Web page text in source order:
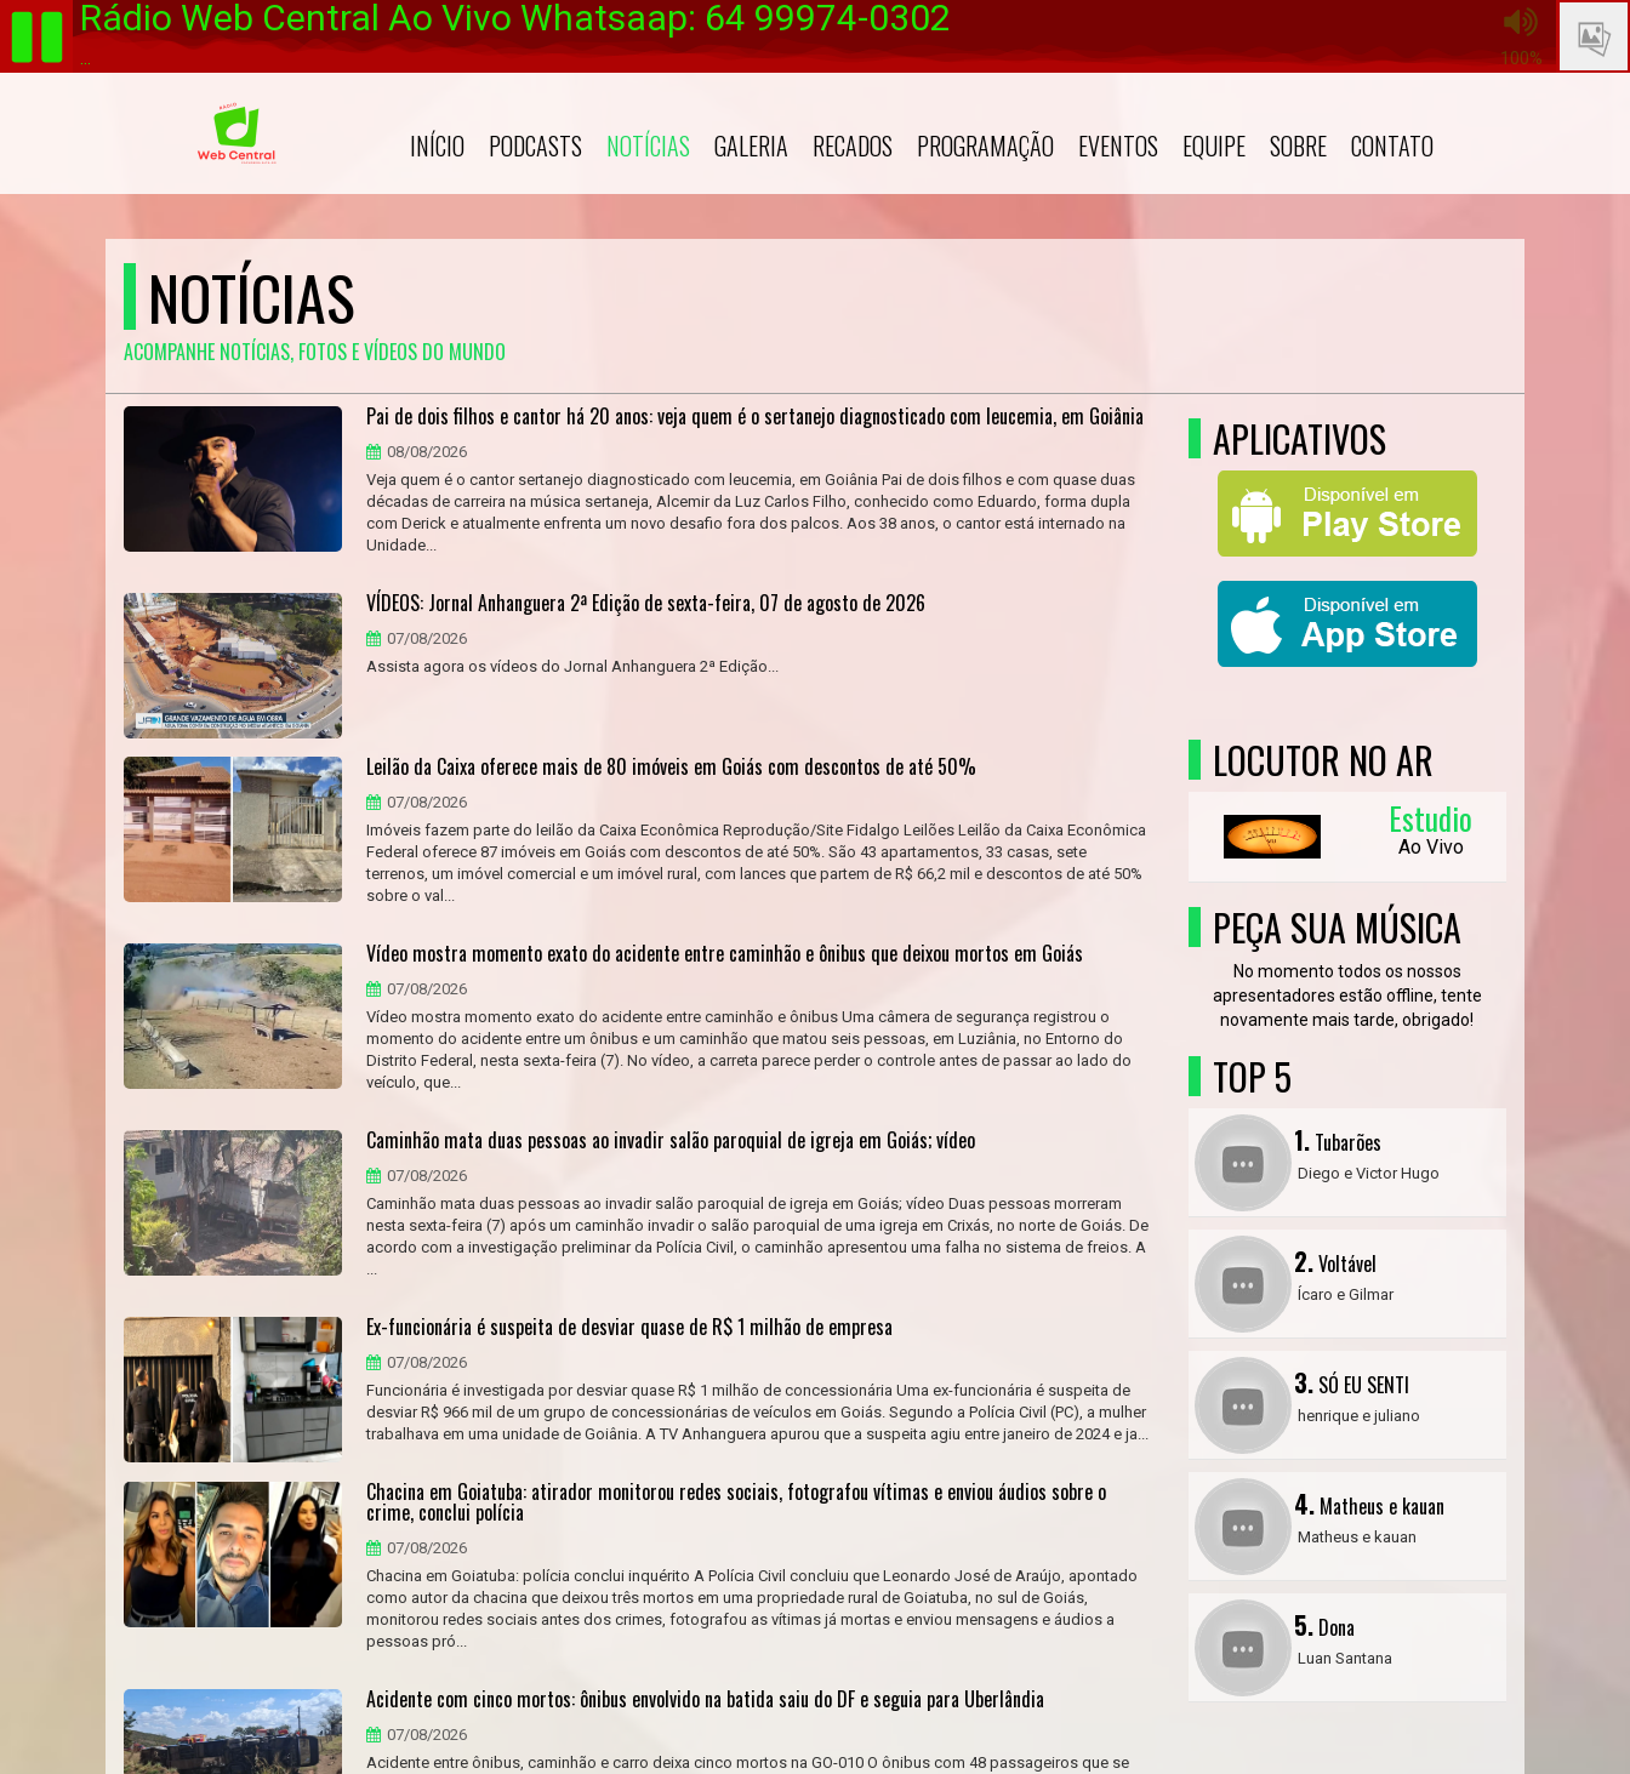
Rádio Web Central Ao Vivo Whatsaap: 64 99974-0302
100%
INÍCIO PODCASTS NOTÍCIAS GALERIA RECADOS PROGRAMAÇÃO EVENTOS EQUIPE SOBRE CONTATO
NOTÍCIAS
ACOMPANHE NOTÍCIAS, FOTOS E VÍDEOS DO MUNDO
Pai de dois filhos e cantor há 20 anos: veja quem é o sertanejo diagnosticado com leucemia, em Goiânia
08/08/2026
Veja quem é o cantor sertanejo diagnosticado com leucemia, em Goiânia Pai de dois filhos e com quase duas
décadas de carreira na música sertaneja, Alcemir da Luz Carlos Filho, conhecido como Eduardo, forma dupla
com Derick e atualmente enfrenta um novo desafio fora dos palcos. Aos 38 anos, o cantor está internado na
Unidade...
VÍDEOS: Jornal Anhanguera 2ª Edição de sexta-feira, 07 de agosto de 2026
07/08/2026
Assista agora os vídeos do Jornal Anhanguera 2ª Edição...
Leilão da Caixa oferece mais de 80 imóveis em Goiás com descontos de até 50%
07/08/2026
Imóveis fazem parte do leilão da Caixa Econômica Reprodução/Site Fidalgo Leilões Leilão da Caixa Econômica
Federal oferece 87 imóveis em Goiás com descontos de até 50%. São 43 apartamentos, 33 casas, sete
terrenos, um imóvel comercial e um imóvel rural, com lances que partem de R$ 66,2 mil e descontos de até 50%
sobre o val...
Vídeo mostra momento exato do acidente entre caminhão e ônibus que deixou mortos em Goiás
07/08/2026
Vídeo mostra momento exato do acidente entre caminhão e ônibus Uma câmera de segurança registrou o
momento do acidente entre um ônibus e um caminhão que matou seis pessoas, em Luziânia, no Entorno do
Distrito Federal, nesta sexta-feira (7). No vídeo, a carreta parece perder o controle antes de passar ao lado do
veículo, que...
Caminhão mata duas pessoas ao invadir salão paroquial de igreja em Goiás; vídeo
07/08/2026
Caminhão mata duas pessoas ao invadir salão paroquial de igreja em Goiás; vídeo Duas pessoas morreram
nesta sexta-feira (7) após um caminhão invadir o salão paroquial de uma igreja em Crixás, no norte de Goiás. De
acordo com a investigação preliminar da Polícia Civil, o caminhão apresentou uma falha no sistema de freios. A
...
Ex-funcionária é suspeita de desviar quase de R$ 1 milhão de empresa
07/08/2026
Funcionária é investigada por desviar quase R$ 1 milhão de concessionária Uma ex-funcionária é suspeita de
desviar R$ 966 mil de um grupo de concessionárias de veículos em Goiás. Segundo a Polícia Civil (PC), a mulher
trabalhava em uma unidade de Goiânia. A TV Anhanguera apurou que a suspeita agiu entre janeiro de 2024 e ja...
Chacina em Goiatuba: atirador monitorou redes sociais, fotografou vítimas e enviou áudios sobre o
crime, conclui polícia
07/08/2026
Chacina em Goiatuba: polícia conclui inquérito A Polícia Civil concluiu que Leonardo José de Araújo, apontado
como autor da chacina que deixou três mortos em uma propriedade rural de Goiatuba, no sul de Goiás,
monitorou redes sociais antes dos crimes, fotografou as vítimas já mortas e enviou mensagens e áudios a
pessoas pró...
Acidente com cinco mortos: ônibus envolvido na batida saiu do DF e seguia para Uberlândia
07/08/2026
Acidente entre ônibus, caminhão e carro deixa cinco mortos na GO-010 O ônibus com 48 passageiros que se
APLICATIVOS
LOCUTOR NO AR
Estudio
Ao Vivo
PEÇA SUA MÚSICA
No momento todos os nossos
apresentadores estão offline, tente
novamente mais tarde, obrigado!
TOP 5
1.Tubarões
Diego e Victor Hugo
2.Voltável
Ícaro e Gilmar
3.SÓ EU SENTI
henrique e juliano
4.Matheus e kauan
Matheus e kauan
5.Dona
Luan Santana